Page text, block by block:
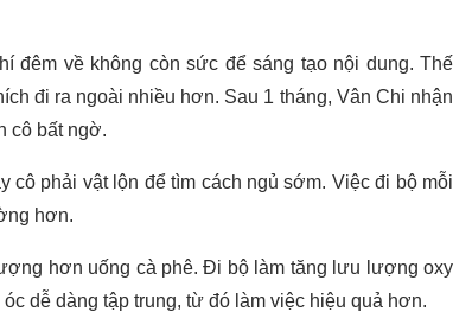
đêm về không còn sức để sáng tạo nội dung. Thế
đi ra ngoài nhiều hơn. Sau 1 tháng, Vân Chi nhận
cô bất ngờ.
cô phải vật lộn để tìm cách ngủ sớm. Việc đi bộ mỗi
hơn.
hơn uống cà phê. Đi bộ làm tăng lưu lượng oxy
dễ dàng tập trung, từ đó làm việc hiệu quả hơn.